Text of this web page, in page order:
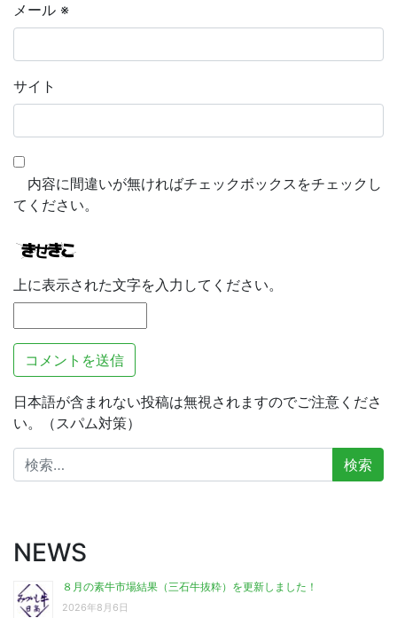
メール ※
サイト
内容に間違いが無ければチェックボックスをチェックし
てください。
上に表示された文字を入力してください。
日本語が含まれない投稿は無視されますのでご注意くださ
い。（スパム対策）
検
索:
NEWS
８月の素牛市場結果（三石牛抜粋）を更新しました！
2026年8月6日